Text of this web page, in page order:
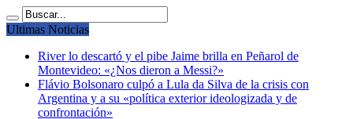
Ultimas Noticias
River lo descartó y el pibe Jaime brilla en Peñarol de
Montevideo: «¿Nos dieron a Messi?»
Flávio Bolsonaro culpó a Lula da Silva de la crisis con
Argentina y a su «política exterior ideologizada y de
confrontación»